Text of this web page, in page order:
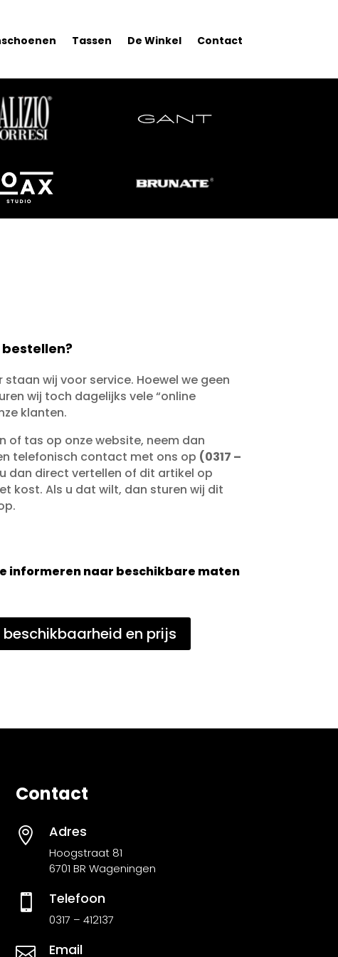
Tassen De Winkel Contact
staan wij voor service. Hoewel we geen
wij toch dagelijks vele “online
klanten.
of tas op onze website, neem dan
telefonisch contact met ons op (0317 –
dan direct vertellen of dit artikel op
kost. Als u dat wilt, dan sturen wij dit
informeren naar beschikbare maten
en prijs
Contact
 Adres
Hoogstraat 81
6701 BR Wageningen
 Telefoon
0317 – 412137
Email